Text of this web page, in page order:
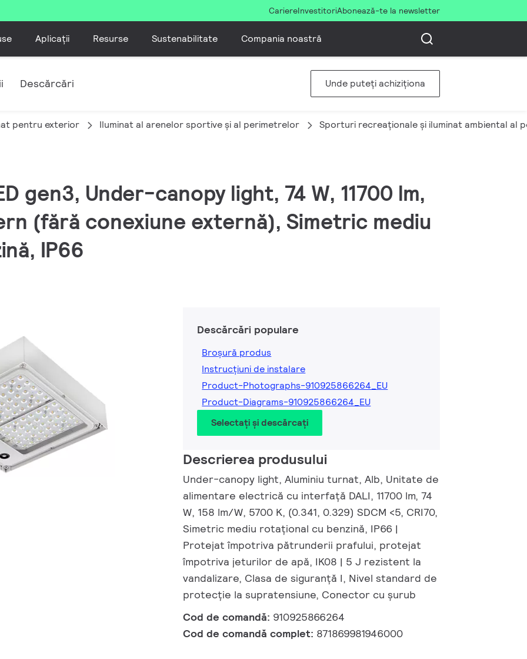
CariereInvestitoriAbonează-te la newsletter
Aplicații Resurse Sustenabilitate Compania noastră
Descărcări Unde puteți achiziționa
pentru exterior Iluminat al arenelor sportive și al perimetrelor Sporturi recreaționale și iluminat ambiental al
gen3, Under-canopy light, 74 W, 11700 lm,
(fără conexiune externă), Simetric mediu
IP66
Descărcări populare
Broșură produs
Instrucțiuni de instalare
Product-Photographs-910925866264_EU
Product-Diagrams-910925866264_EU
Selectați și descărcați
Descrierea produsului
Under-canopy light, Aluminiu turnat, Alb, Unitate de
alimentare electrică cu interfață DALI, 11700 lm, 74
W, 158 lm/W, 5700 K, (0.341, 0.329) SDCM <5, CRI70,
Simetric mediu rotațional cu benzină, IP66 |
Protejat împotriva pătrunderii prafului, protejat
împotriva jeturilor de apă, IK08 | 5 J rezistent la
vandalizare, Clasa de siguranță I, Nivel standard de
protecție la supratensiune, Conector cu șurub
Cod de comandă: 910925866264
Cod de comandă complet: 871869981946000